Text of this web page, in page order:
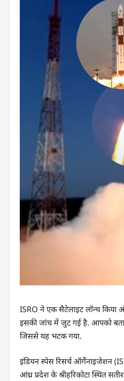
ISRO ने एक सैटेलाइट लॉन्च किया
इसकी जांच में जुट गई है. आपको बता
जिससे यह भटक गया.
इंडियन स्पेस रिसर्च ऑर्गेनाइजेशन
आंध्र प्रदेश के श्रीहरिकोटा स्थित